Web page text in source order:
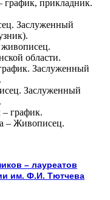
график, прикладник.
Заслуженный
области.
Заслуженный
Заслуженный
график.
– Живописец.
– лауреатов
им. Ф.И. Тютчева